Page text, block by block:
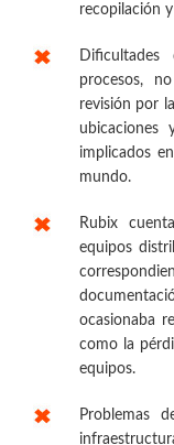
recopilación
procesos,
revisión por
ubicaciones
implicados
mundo.
Rubix
equipos
ocasionaba
como la
equipos.
Problemas